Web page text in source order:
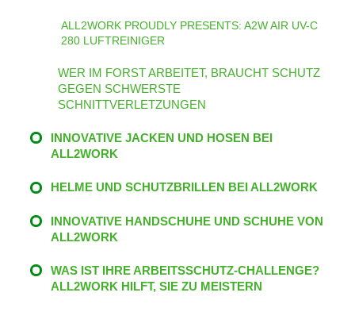
ALL2WORK PROUDLY PRESENTS: A2W AIR UV-C
280 LUFTREINIGER
WER IM FORST ARBEITET, BRAUCHT SCHUTZ
GEGEN SCHWERSTE
SCHNITTVERLETZUNGEN
INNOVATIVE JACKEN UND HOSEN BEI
ALL2WORK
HELME UND SCHUTZBRILLEN BEI ALL2WORK
INNOVATIVE HANDSCHUHE UND SCHUHE VON
ALL2WORK
WAS IST IHRE ARBEITSSCHUTZ-CHALLENGE?
ALL2WORK HILFT, SIE ZU MEISTERN